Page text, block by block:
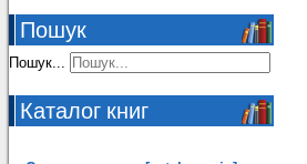
Пошук
Пошук...
Каталог книг